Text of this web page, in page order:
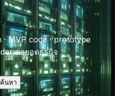
· MVP code · prototype
ต่อยอดธุรกิจ
ค้นหา